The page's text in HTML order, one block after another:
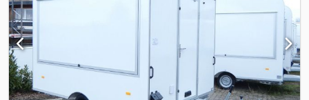
1500kg * Nutzlast ca. 805kg * Innenmaße L: 300cm, B: 220cm, H:
230cm * Gesamtlänge mit Deichsel ca. 480cm * Boden Trittfester
PVC Fußboden Csdeyk Rb Eepfx Ahyoha * Rahmen Tauchbad
feuerverzinkt * Reifen 195/50R13C * 100Km/h Zulassung *
Achsenhersteller AL-KO oder KNOTT * Anzahl der Achsen 1 *
Gebremste Achse * Stützrad serienmäßig * Auflaufbremse
mechanisch, mit Rückfahrautomatik * Buglaufrad